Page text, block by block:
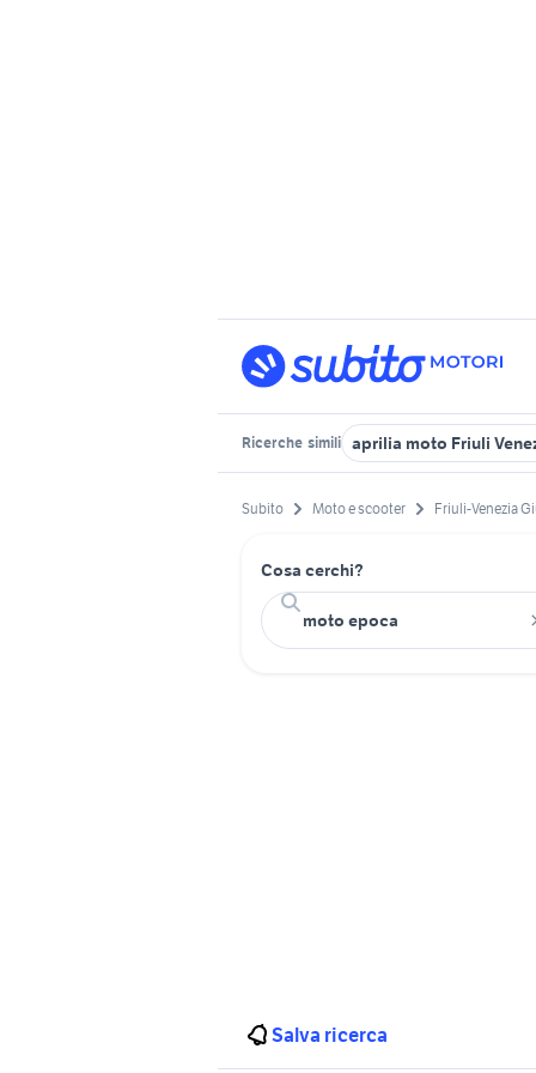
Ricerche simili aprilia moto Friuli
Subito Moto e scooter Friuli-Venezia
Cosa cerchi?
Salva ricerca